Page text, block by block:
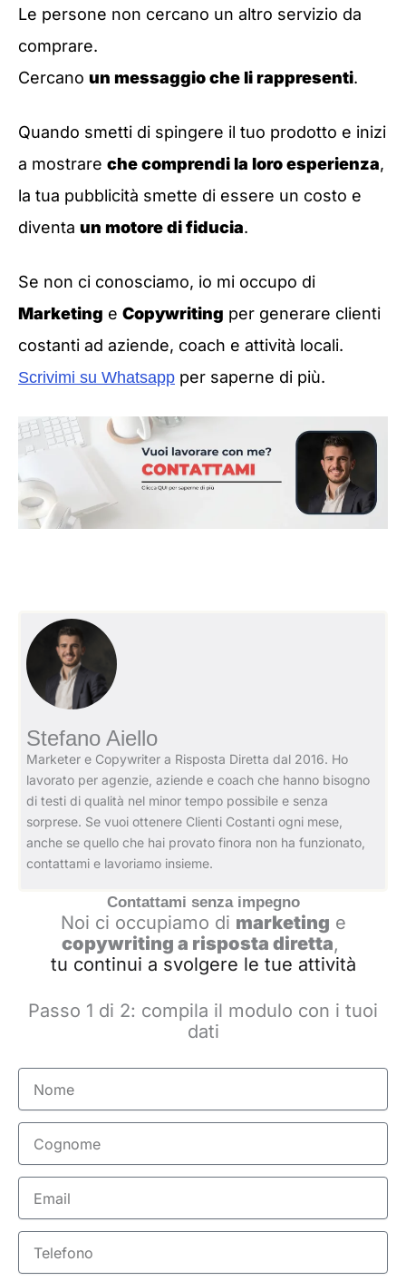
Le persone non cercano un altro servizio da
comprare.
Cercano un messaggio che li rappresenti.
Quando smetti di spingere il tuo prodotto e inizi
a mostrare che comprendi la loro esperienza,
la tua pubblicità smette di essere un costo e
diventa un motore di fiducia.
Se non ci conosciamo, io mi occupo di
Marketing e Copywriting per generare clienti
costanti ad aziende, coach e attività locali.
Scrivimi su Whatsapp per saperne di più.
Stefano Aiello
Marketer e Copywriter a Risposta Diretta dal 2016. Ho
lavorato per agenzie, aziende e coach che hanno bisogno
di testi di qualità nel minor tempo possibile e senza
sorprese. Se vuoi ottenere Clienti Costanti ogni mese,
anche se quello che hai provato finora non ha funzionato,
contattami e lavoriamo insieme.
Contattami senza impegno
Noi ci occupiamo di marketing e
copywriting a risposta diretta,
tu continui a svolgere le tue attività
Passo 1 di 2: compila il modulo con i tuoi
dati
Nome
Cognome
Email
Telefono